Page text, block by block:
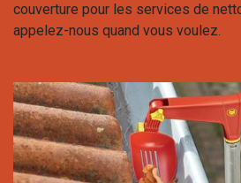
couverture pour les services de
appelez-nous quand vous voulez.